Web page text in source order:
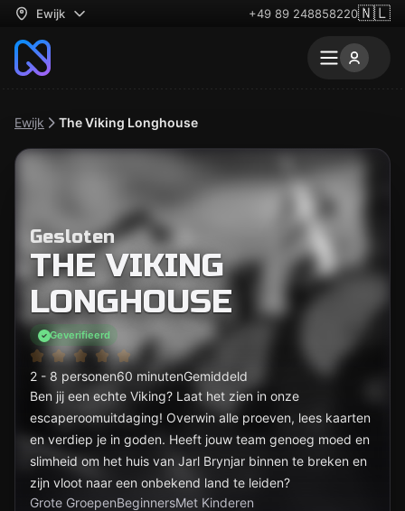
Ewijk +49 89 248858220🇳🇱
Ewijk The Viking Longhouse
Gesloten
THE VIKING
LONGHOUSE
Geverifieerd
2 - 8 personen60 minutenGemiddeld
Ben jij een echte Viking? Laat het zien in onze
escaperoomuitdaging! Overwin alle proeven, lees kaarten
en verdiep je in goden. Heeft jouw team genoeg moed en
slimheid om het huis van Jarl Brynjar binnen te breken en
zijn vloot naar een onbekend land te leiden?
Grote GroepenBeginnersMet Kinderen